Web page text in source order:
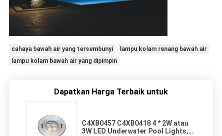
cahaya bawah air yang tersembunyi
lampu kolam renang bawah air
lampu kolam bawah air yang dipimpin
Dapatkan Harga Terbaik untuk
C4XB0457 C4XB0418 4 * 2W atau
3W LED Underwater Pool Lights,